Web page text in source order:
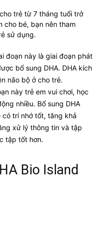
trẻ từ 7 tháng tuổi trở
cho bé, bạn nên tham
sử dụng.
đoạn này là giai đoạn phát
bổ sung DHA. DHA kích
não bộ ở cho trẻ.
này trẻ em vui chơi, học
nhiều. Bổ sung DHA
trí nhớ tốt, tăng khả
xử lý thông tin và tập
tập tốt hơn.
Bio Island